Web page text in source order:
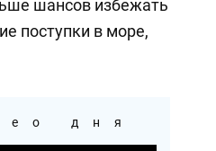
шансов избежать
поступки в море,
дня